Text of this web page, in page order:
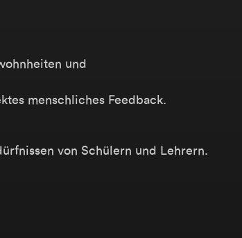
und
menschliches Feedback.
von Schülern und Lehrern.